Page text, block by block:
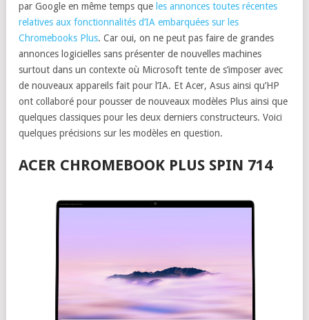
par Google en même temps que les annonces toutes récentes
relatives aux fonctionnalités d’IA embarquées sur les
Chromebooks Plus. Car oui, on ne peut pas faire de grandes
annonces logicielles sans présenter de nouvelles machines
surtout dans un contexte où Microsoft tente de s’imposer avec
de nouveaux appareils fait pour l’IA. Et Acer, Asus ainsi qu’HP
ont collaboré pour pousser de nouveaux modèles Plus ainsi que
quelques classiques pour les deux derniers constructeurs. Voici
quelques précisions sur les modèles en question.
ACER CHROMEBOOK PLUS SPIN 714